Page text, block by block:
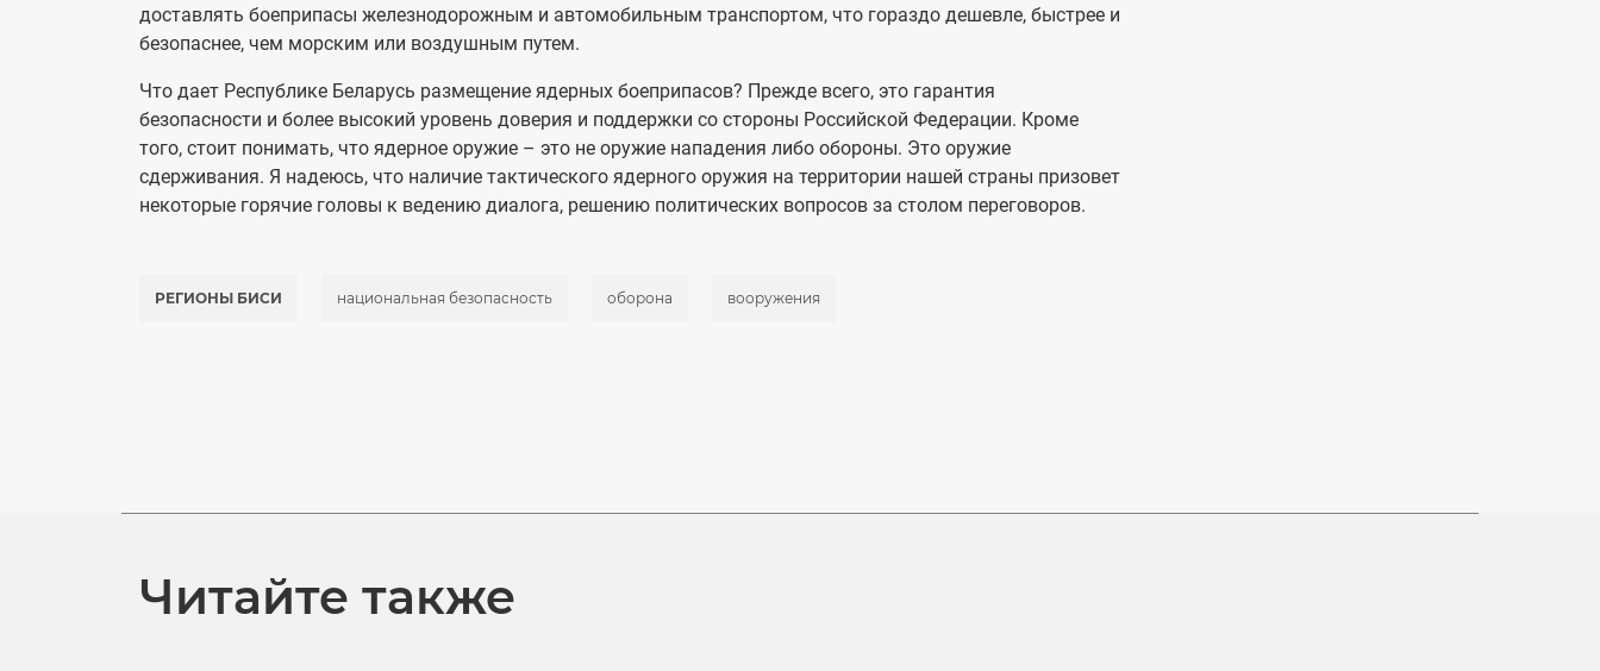
доставлять боеприпасы железнодорожным и автомобильным транспортом, что гораздо дешевле, быстрее и
безопаснее, чем морским или воздушным путем.
Что дает Республике Беларусь размещение ядерных боеприпасов? Прежде всего, это гарантия
безопасности и более высокий уровень доверия и поддержки со стороны Российской Федерации. Кроме
того, стоит понимать, что ядерное оружие – это не оружие нападения либо обороны. Это оружие
сдерживания. Я надеюсь, что наличие тактического ядерного оружия на территории нашей страны призовет
некоторые горячие головы к ведению диалога, решению политических вопросов за столом переговоров.
РЕГИОНЫ БИСИ национальная безопасность оборона вооружения
Читайте также